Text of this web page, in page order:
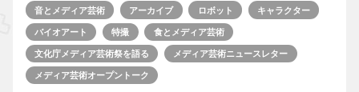
音とメディア芸術 アーカイブ ロボット キャラクター
バイオアート 特撮 食とメディア芸術
文化庁メディア芸術祭を語る メディア芸術ニュースレター
メディア芸術オープントーク